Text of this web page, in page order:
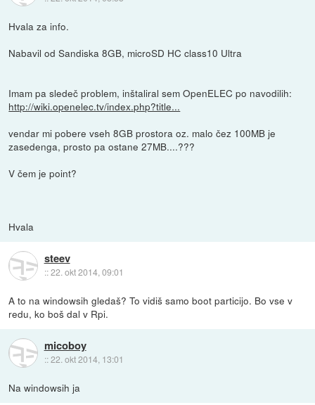
Hvala za info.
Nabavil od Sandiska 8GB, microSD HC class10 Ultra
Imam pa sledeč problem, inštaliral sem OpenELEC po navodilih:
http://wiki.openelec.tv/index.php?title...
vendar mi pobere vseh 8GB prostora oz. malo čez 100MB je
zasedenga, prosto pa ostane 27MB....???
V čem je point?
Hvala
steev
::22. okt 2014, 09:01
A to na windowsih gledaš? To vidiš samo boot particijo. Bo vse v
redu, ko boš dal v Rpi.
micoboy
::22. okt 2014, 13:01
Na windowsih ja